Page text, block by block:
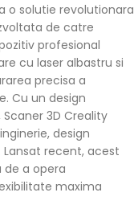
o solutie revolutionara
de catre
profesional
cu laser albastru si
precisa a
Cu un design
3D Creality
design
recent, acest
a opera
maxima